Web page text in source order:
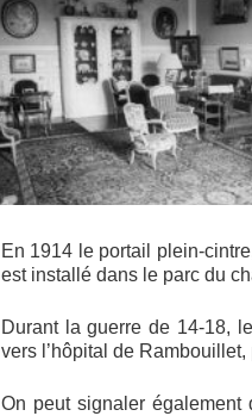
En 1914 le portail plein-
est installé dans le parc du
Durant la guerre de 14-18,
vers l’hôpital de
On peut signaler